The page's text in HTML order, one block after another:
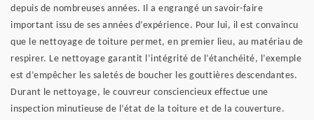
depuis de nombreuses années. Il a engrangé un savoir-faire
important issu de ses années d’expérience. Pour lui, il est convaincu
que le nettoyage de toiture permet, en premier lieu, au matériau de
respirer. Le nettoyage garantit l’intégrité de l’étanchéité, l’exemple
est d’empêcher les saletés de boucher les gouttières descendantes.
Durant le nettoyage, le couvreur consciencieux effectue une
inspection minutieuse de l’état de la toiture et de la couverture.